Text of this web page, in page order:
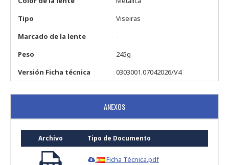
Tipo
Viseiras
Marcado de la lente
-
Peso
245g
Versión Ficha técnica
0303001.07042026/V4
ANEXOS
Archivo Tipo de Documento
Ficha Técnica.pdf